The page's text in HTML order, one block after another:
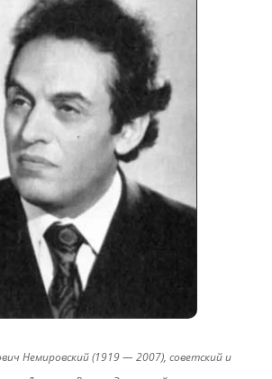
Немировский (1919 — 2007), советский и